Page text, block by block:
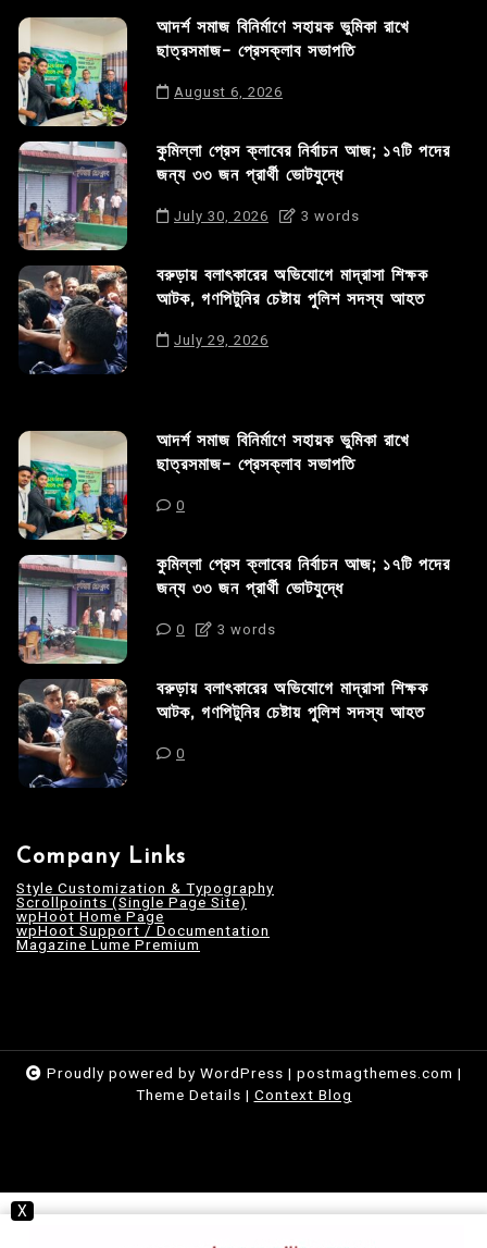
আদর্শ সমাজ বিনির্মাণে সহায়ক ভুমিকা রাখে
ছাত্রসমাজ- প্রেসক্লাব সভাপতি
August 6, 2026
কুমিল্লা প্রেস ক্লাবের নির্বাচন আজ; ১৭টি পদের
জন্য ৩৩ জন প্রার্থী ভোটযুদ্ধে
July 30, 2026 3 words
বরুড়ায় বলাৎকারের অভিযোগে মাদ্রাসা শিক্ষক
আটক, গণপিটুনির চেষ্টায় পুলিশ সদস্য আহত
July 29, 2026
আদর্শ সমাজ বিনির্মাণে সহায়ক ভুমিকা রাখে
ছাত্রসমাজ- প্রেসক্লাব সভাপতি
0
কুমিল্লা প্রেস ক্লাবের নির্বাচন আজ; ১৭টি পদের
জন্য ৩৩ জন প্রার্থী ভোটযুদ্ধে
0 3 words
বরুড়ায় বলাৎকারের অভিযোগে মাদ্রাসা শিক্ষক
আটক, গণপিটুনির চেষ্টায় পুলিশ সদস্য আহত
0
Company Links
Style Customization & Typography
Scrollpoints (Single Page Site)
wpHoot Home Page
wpHoot Support / Documentation
Magazine Lume Premium
Proudly powered by WordPress | postmagthemes.com |
Theme Details | Context Blog
X